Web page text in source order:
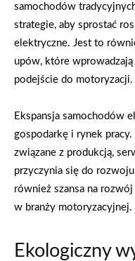
samochodów
strategie, aby sprostać
elektryczne. Jest to
upów, które
podejście do motoryzacji.
Ekspansja samochodów
gospodarkę i rynek
związane z produkcją,
przyczynia się do
również szansa na
w branży motoryzacyjnej.
Ekologiczny